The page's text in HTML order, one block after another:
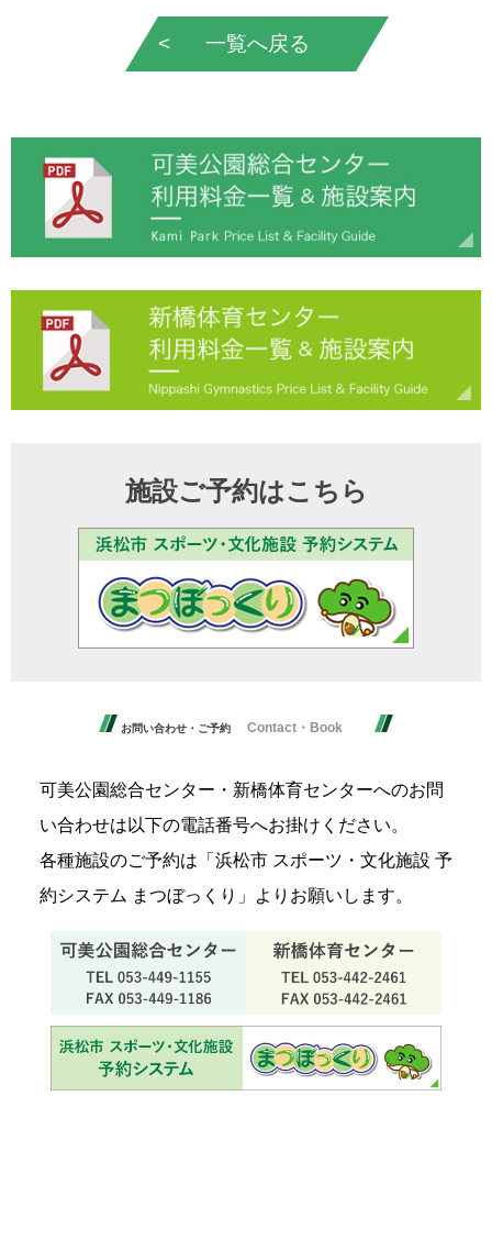
一覧へ戻る
施設ご予約はこちら
お問い合わせ・ご予約 Contact・Book
可美公園総合センター・新橋体育センターへのお問
い合わせは以下の電話番号へお掛けください。
各種施設のご予約は「浜松市 スポーツ・文化施設 予
約システム まつぼっくり」よりお願いします。